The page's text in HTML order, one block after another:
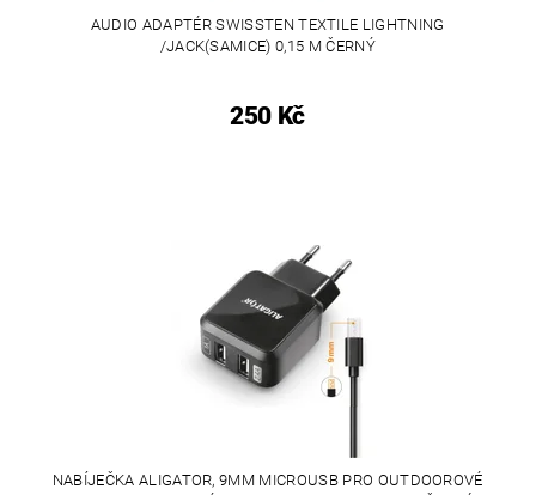
AUDIO ADAPTÉR SWISSTEN TEXTILE LIGHTNING
/JACK(SAMICE) 0,15 M ČERNÝ
250 Kč
NABÍJEČKA ALIGATOR, 9MM MICROUSB PRO OUTDOOROVÉ